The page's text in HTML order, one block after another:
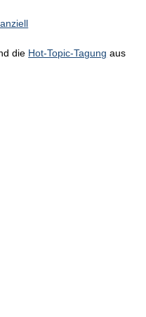
die Hot-Topic-Tagung aus